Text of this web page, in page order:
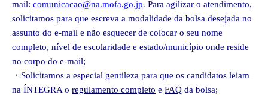
mail: comunicacao@na.mofa.go.jp. Para agilizar o atendimento,
solicitamos para que escreva a modalidade da bolsa desejada no
assunto do e-mail e não esquecer de colocar o seu nome
completo, nível de escolaridade e estado/município onde reside
no corpo do e-mail;
・ Solicitamos a especial gentileza para que os candidatos leiam
na ÍNTEGRA o regulamento completo e FAQ da bolsa;